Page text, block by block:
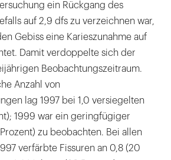
ein Rückgang des
auf 2,9 dfs zu verzeichnen war,
Gebiss eine Karieszunahme auf
Damit verdoppelte sich der
Beobachtungszeitraum.
Anzahl von
lag 1997 bei 1,0 versiegelten
1999 war ein geringfügiger
zu beobachten. Bei allen
verfärbte Fissuren an 0,8 (20